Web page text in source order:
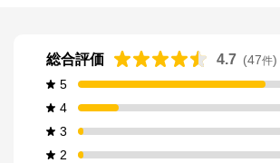
総合評価 4.7 (47件)
5
4
3
2